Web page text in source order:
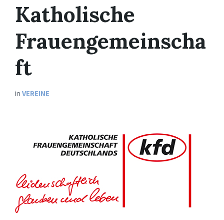
Katholische
Frauengemeinscha
ft
in VEREINE